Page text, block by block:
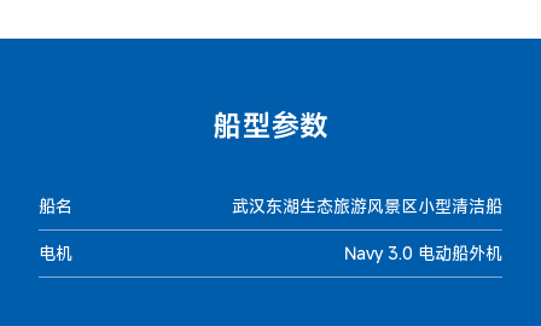
船型参数
船名 武汉东湖生态旅游风景区小型清洁船
电机 Navy 3.0 电动船外机